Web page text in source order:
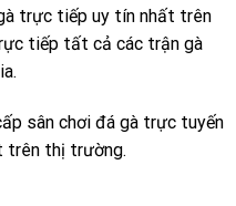
trực tiếp uy tín nhất trên
tiếp tất cả các trận gà
sân chơi đá gà trực tuyến
trên thị trường.